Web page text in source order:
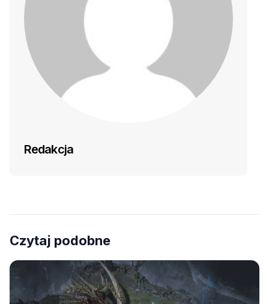
Redakcja
Czytaj podobne